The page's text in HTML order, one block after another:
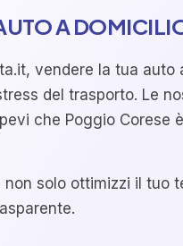
A
vendere la tua
del trasporto. Le
che Poggio
solo ottimizzi il tuo